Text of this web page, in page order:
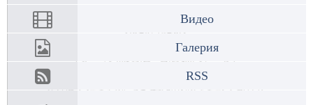
Видео
Галерия
RSS